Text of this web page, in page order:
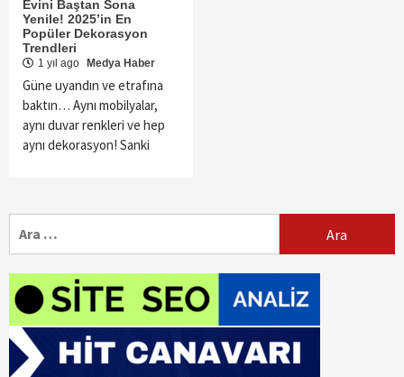
Evini Baştan Sona
Yenile! 2025’in En
Popüler Dekorasyon
Trendleri
1 yıl ago Medya Haber
Güne uyandın ve etrafına
baktın… Aynı mobilyalar,
aynı duvar renkleri ve hep
aynı dekorasyon! Sanki